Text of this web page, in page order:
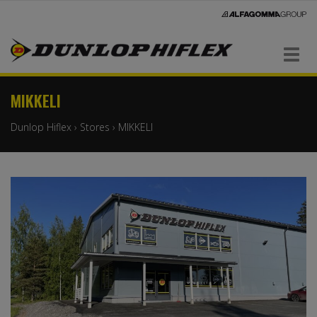
Navigaatio
MIKKELI
Dunlop Hiflex › Stores › MIKKELI